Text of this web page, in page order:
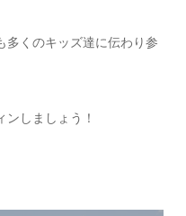
多くのキッズ達に伝わり参
しましょう！